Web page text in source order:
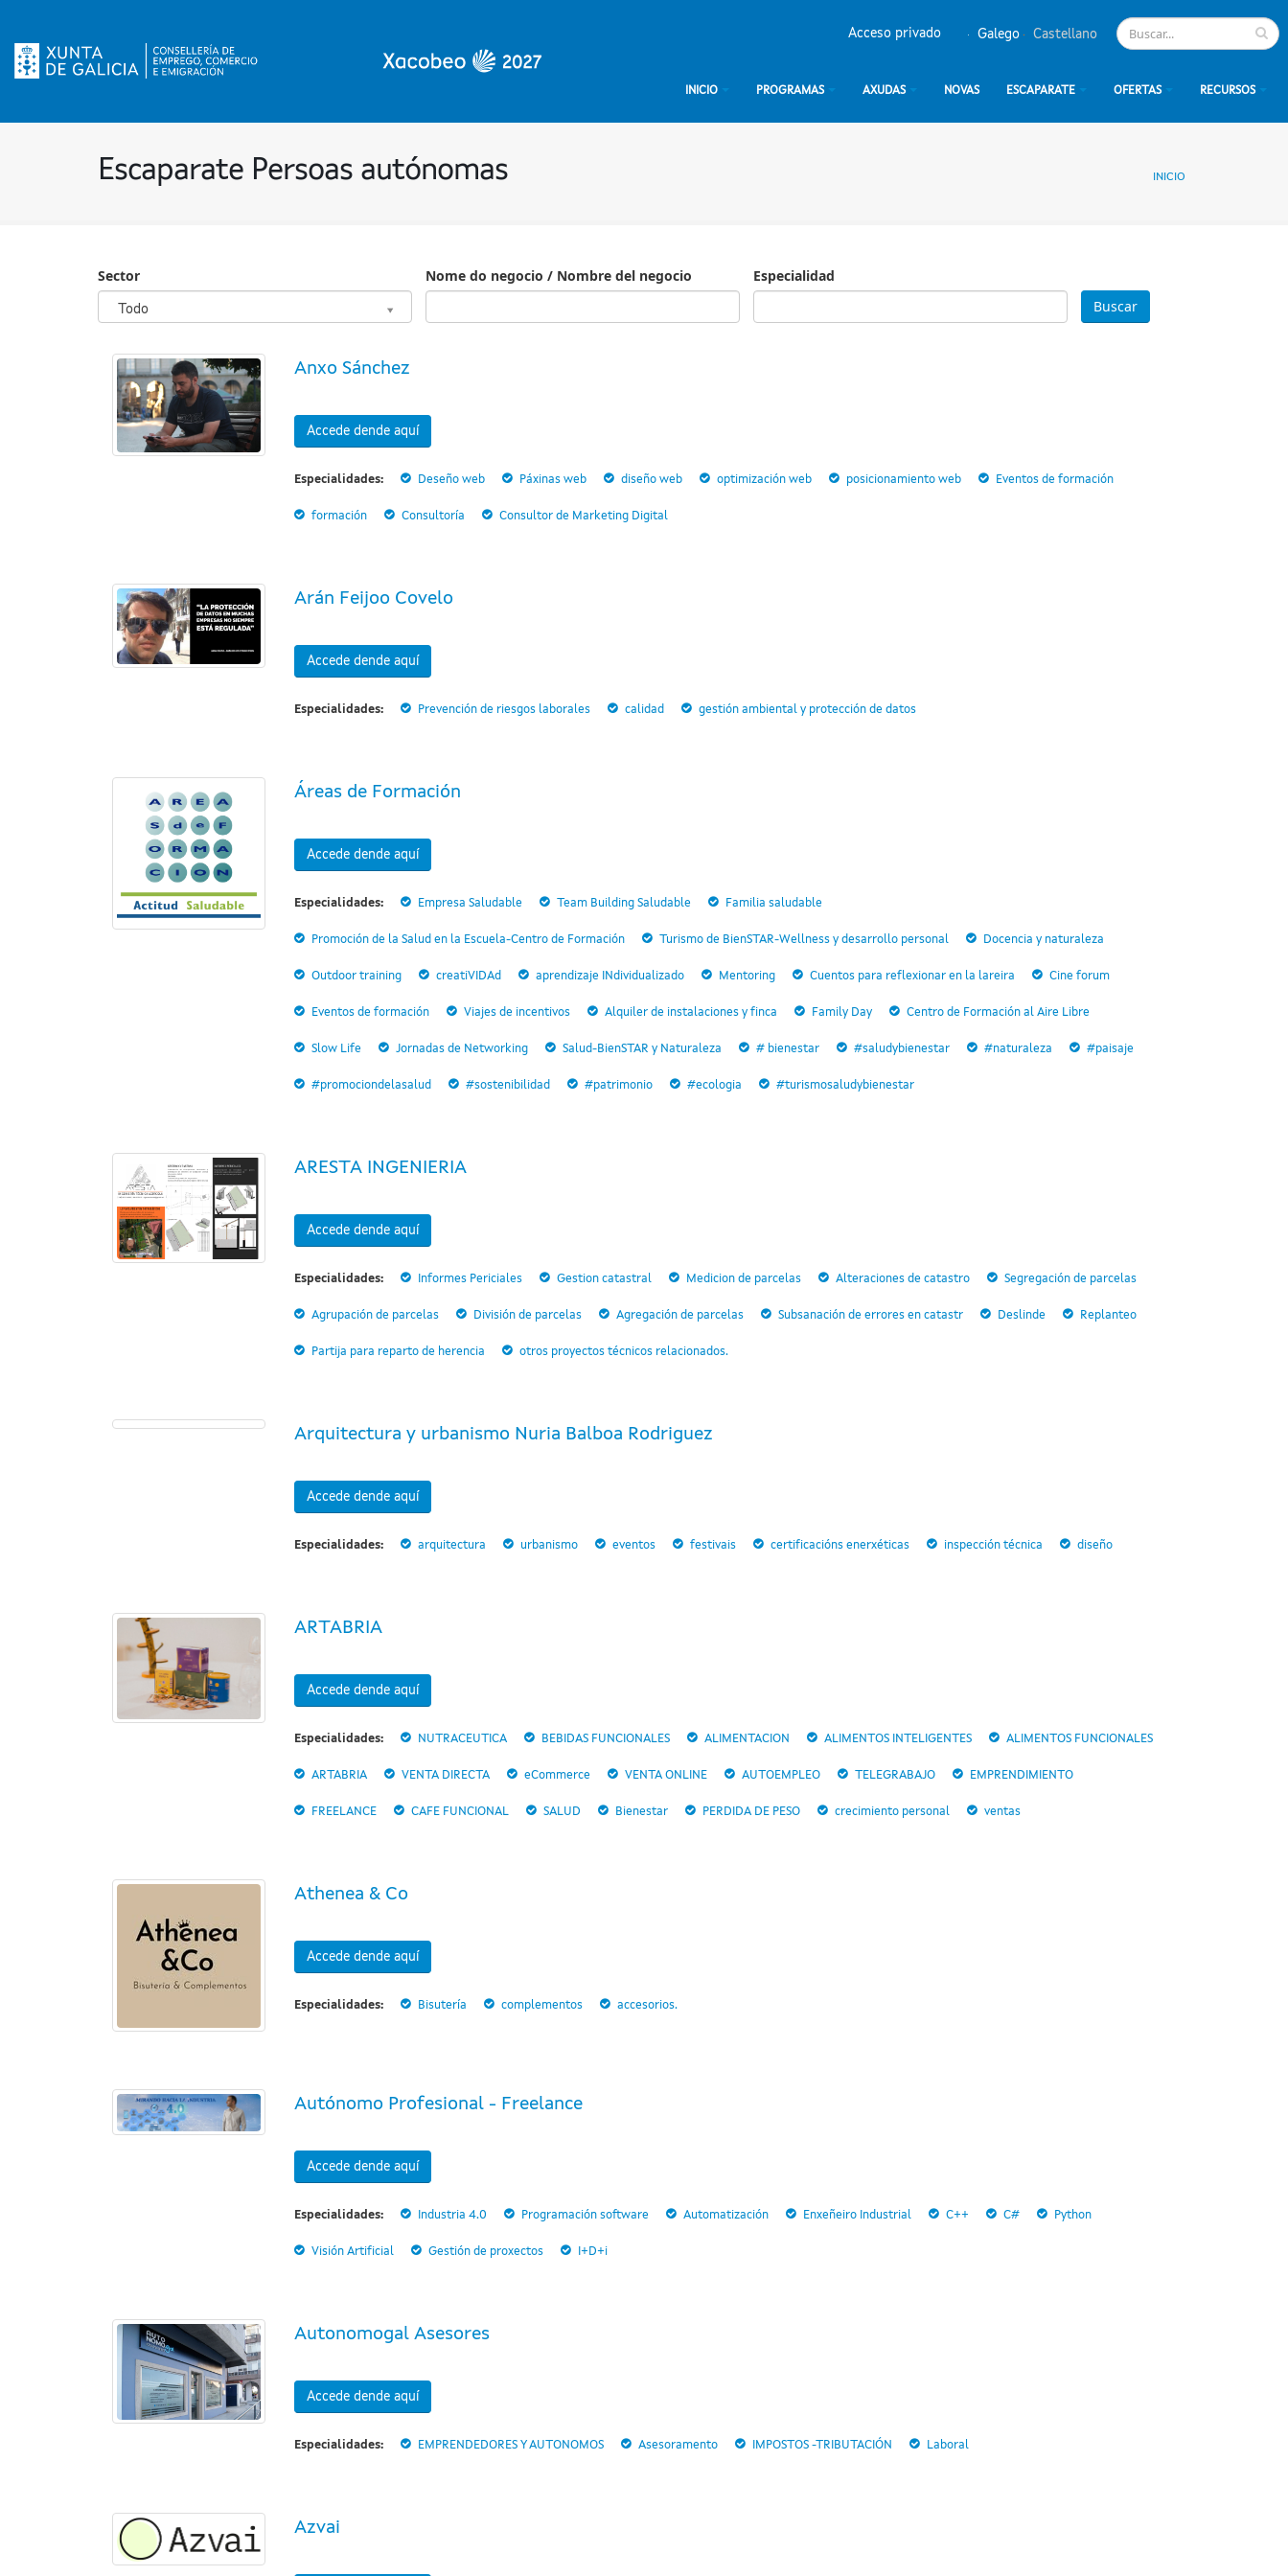
Galego Castellano
Acceso privado
INICIO PROGRAMAS AXUDAS NOVAS ESCAPARATE OFERTAS RECURSOS
Escaparate Persoas autónomas INICIO
Sector
Todo
Sector
Nome do negocio / Nombre del negocio
Especialidad
Anxo Sánchez
Accede dende aquí
Especialidades: Deseño web Páxinas web diseño web optimización web posicionamiento web Eventos de formación
formación Consultoría Consultor de Marketing Digital
Arán Feijoo Covelo
Accede dende aquí
Especialidades: Prevención de riesgos laborales calidad gestión ambiental y protección de datos
Áreas de Formación
Accede dende aquí
Especialidades: Empresa Saludable Team Building Saludable Familia saludable
Promoción de la Salud en la Escuela-Centro de Formación Turismo de BienSTAR-Wellness y desarrollo personal Docencia y naturaleza
Outdoor training creatiVIDAd aprendizaje INdividualizado Mentoring Cuentos para reflexionar en la lareira Cine forum
Eventos de formación Viajes de incentivos Alquiler de instalaciones y finca Family Day Centro de Formación al Aire Libre
Slow Life Jornadas de Networking Salud-BienSTAR y Naturaleza # bienestar #saludybienestar #naturaleza #paisaje
#promociondelasalud #sostenibilidad #patrimonio #ecologia #turismosaludybienestar
ARESTA INGENIERIA
Accede dende aquí
Especialidades: Informes Periciales Gestion catastral Medicion de parcelas Alteraciones de catastro Segregación de parcelas
Agrupación de parcelas División de parcelas Agregación de parcelas Subsanación de errores en catastr Deslinde Replanteo
Partija para reparto de herencia otros proyectos técnicos relacionados.
Arquitectura y urbanismo Nuria Balboa Rodriguez
Accede dende aquí
Especialidades: arquitectura urbanismo eventos festivais certificacións enerxéticas inspección técnica diseño
ARTABRIA
Accede dende aquí
Especialidades: NUTRACEUTICA BEBIDAS FUNCIONALES ALIMENTACION ALIMENTOS INTELIGENTES ALIMENTOS FUNCIONALES
ARTABRIA VENTA DIRECTA eCommerce VENTA ONLINE AUTOEMPLEO TELEGRABAJO EMPRENDIMIENTO
FREELANCE CAFE FUNCIONAL SALUD Bienestar PERDIDA DE PESO crecimiento personal ventas
Athenea & Co
Accede dende aquí
Especialidades: Bisutería complementos accesorios.
Autónomo Profesional - Freelance
Accede dende aquí
Especialidades: Industria 4.0 Programación software Automatización Enxeñeiro Industrial C++ C# Python
Visión Artificial Gestión de proxectos I+D+i
Autonomogal Asesores
Accede dende aquí
Especialidades: EMPRENDEDORES Y AUTONOMOS Asesoramento IMPOSTOS -TRIBUTACIÓN Laboral
Azvai